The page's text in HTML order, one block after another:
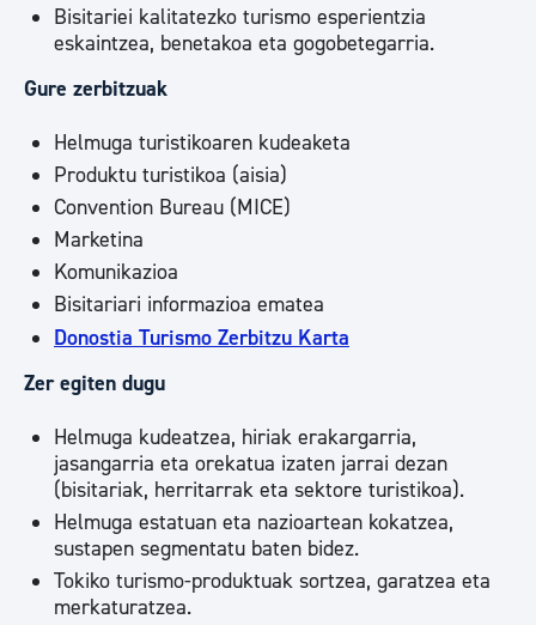
Bisitariei kalitatezko turismo esperientzia
eskaintzea, benetakoa eta gogobetegarria.
Gure zerbitzuak
Helmuga turistikoaren kudeaketa
Produktu turistikoa (aisia)
Convention Bureau (MICE)
Marketina
Komunikazioa
Bisitariari informazioa ematea
Donostia Turismo Zerbitzu Karta
Zer egiten dugu
Helmuga kudeatzea, hiriak erakargarria,
jasangarria eta orekatua izaten jarrai dezan
(bisitariak, herritarrak eta sektore turistikoa).
Helmuga estatuan eta nazioartean kokatzea,
sustapen segmentatu baten bidez.
Tokiko turismo-produktuak sortzea, garatzea eta
merkaturatzea.